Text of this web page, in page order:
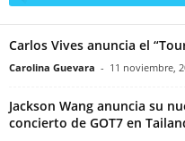
Carlos Vives anuncia el
Carolina Guevara - 11 noviembre,
Jackson Wang anuncia su
concierto de GOT7 en